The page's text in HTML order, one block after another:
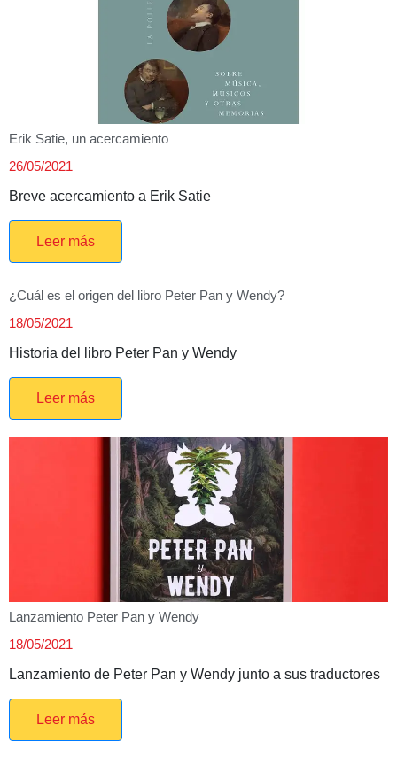
Erik Satie, un acercamiento
26/05/2021
Breve acercamiento a Erik Satie
Leer más
¿Cuál es el origen del libro Peter Pan y Wendy?
18/05/2021
Historia del libro Peter Pan y Wendy
Leer más
Lanzamiento Peter Pan y Wendy
18/05/2021
Lanzamiento de Peter Pan y Wendy junto a sus traductores
Leer más